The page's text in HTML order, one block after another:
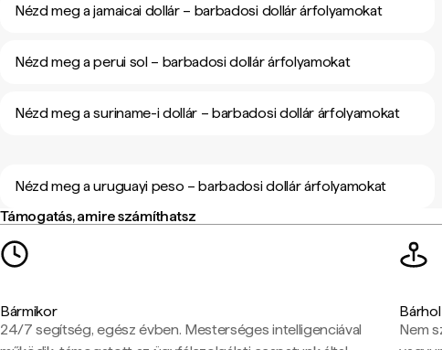
Nézd meg a jamaicai dollár – barbadosi dollár árfolyamokat
Nézd meg a perui sol – barbadosi dollár árfolyamokat
Nézd meg a suriname-i dollár – barbadosi dollár árfolyamokat
Nézd meg a uruguayi peso – barbadosi dollár árfolyamokat
Támogatás, amire számíthatsz
Bármikor
24/7 segítség, egész évben. Mesterséges intelligenciával
Bárhol
Nem